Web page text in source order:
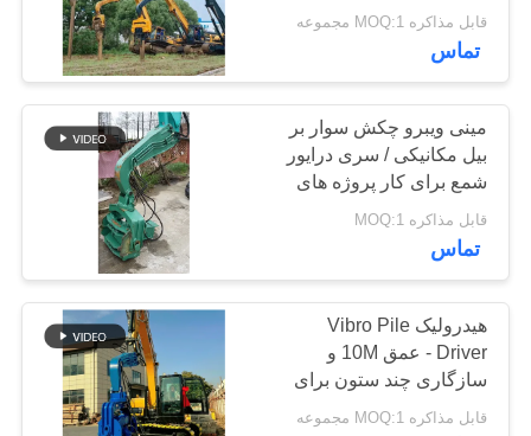
قابل مذاکره MOQ:1 مجموعه
تماس
مینی ویبرو چکش سوار بر
بیل مکانیکی / سری درایور
شمع برای کار پروژه های
ساختمانی
قابل مذاکره MOQ:1
تماس
هیدرولیک Vibro Pile
Driver - عمق 10M و
سازگاری چند ستون برای
حفاری
قابل مذاکره MOQ:1 مجموعه